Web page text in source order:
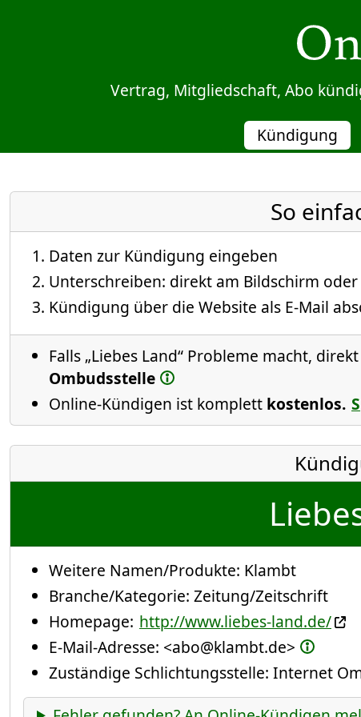
Vertrag, Mitgliedschaft, Abo
Kündigung
So
Daten zur Kündigung eingeben
Unterschreiben: direkt am Bildschirm
Kündigung über die Website als E-Mail
Falls „Liebes Land“ Probleme macht,
Ombudsstelle
Online-Kündigen ist komplett kostenlos.
Weitere Namen/Produkte: Klambt
Branche/Kategorie: Zeitung/Zeitschrift
Homepage: http://www.liebes-land.de/
E-Mail-Adresse: <abo@klambt.de>
Zuständige Schlichtungsstelle: Internet